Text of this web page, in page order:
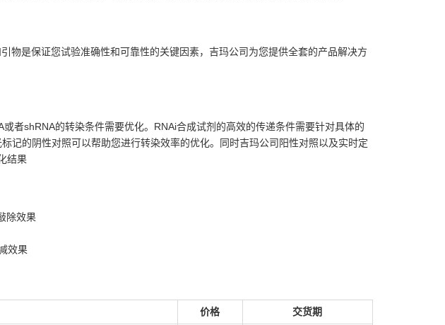
物是保证您试验准确性和可靠性的关键因素，吉玛公司为您提供全套的产品解决方
者shRNA的转染条件需要优化。RNAi合成试剂的高效的传递条件需要针对具体的
记的阴性对照可以帮助您进行转染效率的优化。同时吉玛公司阳性对照以及实时定
结果
除效果
效果
价格 交货期